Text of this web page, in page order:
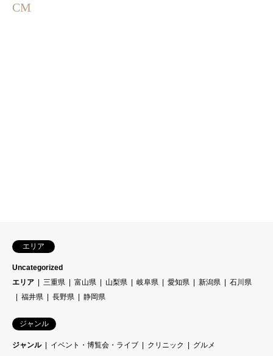
CM
エリア
Uncategorized
エリア
三重県 富山県 山梨県 岐阜県 愛知県 新潟県
石川県
福井県
長野県 静岡県
ジャンル
ジャンル イベント・博覧会・ライブ クリニック
グルメ